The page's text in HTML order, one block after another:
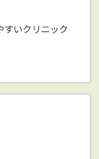
すいクリニック